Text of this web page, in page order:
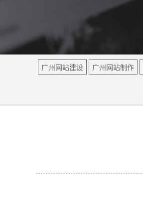
广州网站建设 广州网站制作